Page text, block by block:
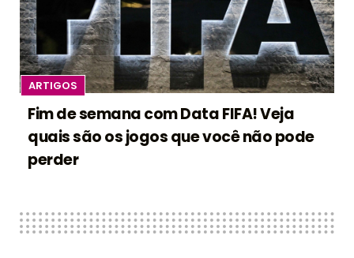
ARTIGOS
Fim de semana com Data FIFA! Veja
quais são os jogos que você não pode
perder